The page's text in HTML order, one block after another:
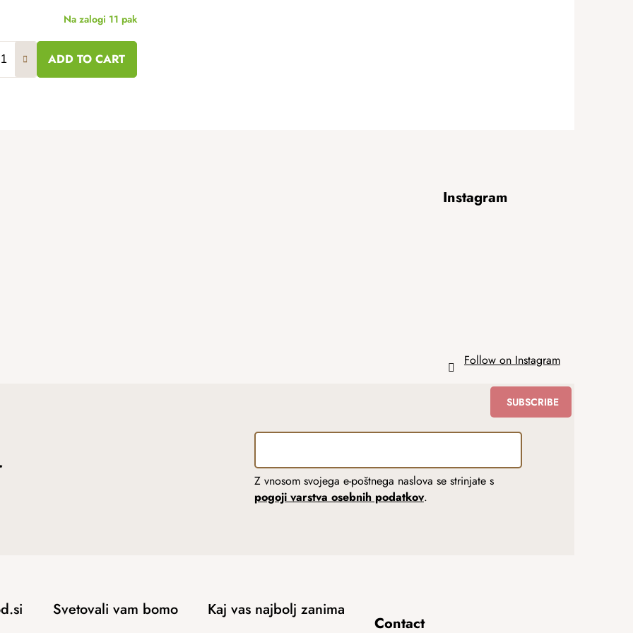
Na zalogi 11 pak
ADD TO CART
Instagram
Follow on Instagram
Z vnosom svojega e-poštnega naslova se strinjate s
pogoji varstva osebnih podatkov.
SUBSCRIBE
Svetovali vam bomo Kaj vas najbolj zanima
Contact